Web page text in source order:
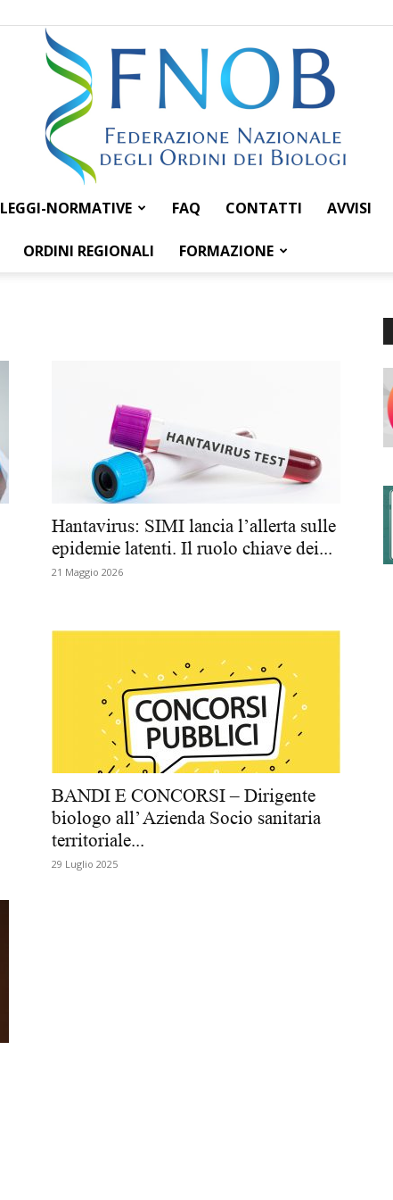
Federazione
degli
dei
Biologi
LEGGI-NORMATIVE FAQ CONTATTI AVVISI
ORDINI REGIONALI FORMAZIONE
Hantavirus: SIMI lancia l’allerta sulle
epidemie latenti. Il ruolo chiave dei...
21 Maggio 2026
BANDI E CONCORSI – Dirigente
biologo all’ Azienda Socio sanitaria
territoriale...
29 Luglio 2025